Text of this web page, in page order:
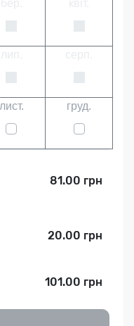
лист. груд.
81.00 грн
20.00 грн
101.00 грн